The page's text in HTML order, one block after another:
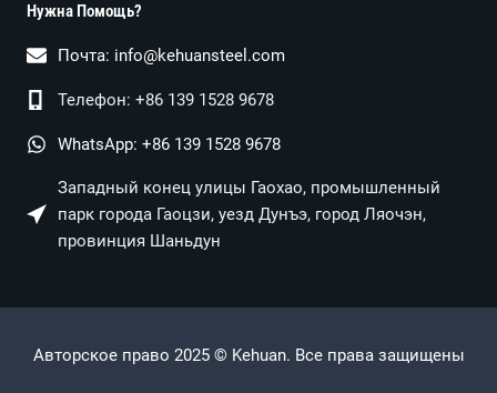
Нужна Помощь?
Почта: info@kehuansteel.com
Телефон: +86 139 1528 9678
WhatsApp: +86 139 1528 9678
Западный конец улицы Гаохао, промышленный
парк города Гаоцзи, уезд Дунъэ, город Ляочэн,
провинция Шаньдун
Авторское право 2025 © Kehuan. Все права защищены